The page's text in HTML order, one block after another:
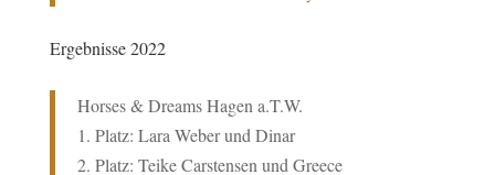
Ergebnisse 2022
Horses & Dreams Hagen a.T.W.
1. Platz: Lara Weber und Dinar
2. Platz: Teike Carstensen und Greece